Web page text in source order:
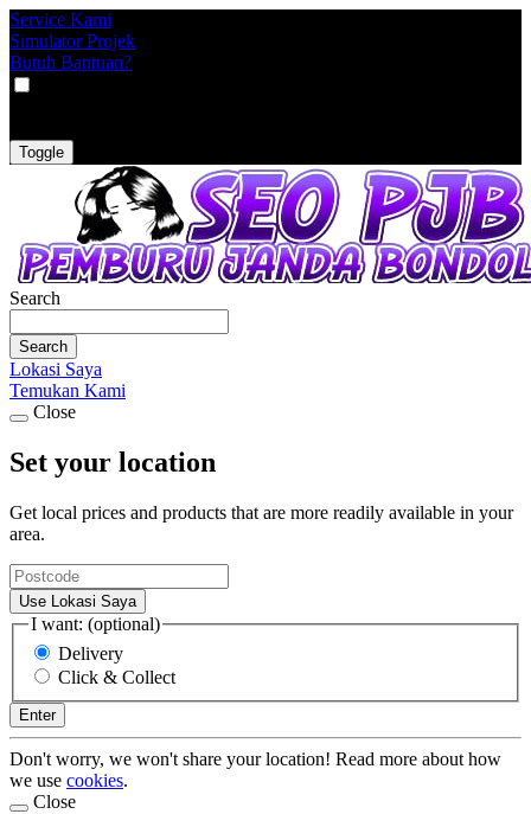
Service Kami
Simulator Projek
Butuh Bantuan?
Toggle
Search
Search
Lokasi Saya
Temukan Kami
Close
Set your location
Get local prices and products that are more readily available in your
area.
Use Lokasi Saya
I want: (optional)
Delivery
Click & Collect
Enter
Don't worry, we won't share your location! Read more about how
we use cookies.
Close